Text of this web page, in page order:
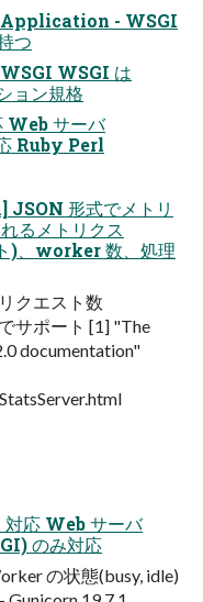
- WSGI
つ
WSGI は
ョン規格
Web サーバ
Ruby Perl
形式でメトリ
るメトリクス
)、worker 数、処理
クエスト数
サポート [1] "The
documentation"
応 Web サーバ
のみ対応
の状態(busy, idle)